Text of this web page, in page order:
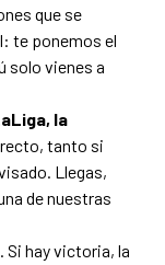
que se
te ponemos el
solo vienes a
la
tanto si
Llegas,
de nuestras
Si hay victoria, la